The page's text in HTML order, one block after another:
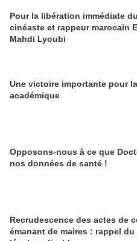
Pour la libération immédiate du
cinéaste et rappeur marocain
Mahdi Lyoubi
Une victoire importante pour
académique
Opposons-nous à ce que Doctolib «
nos données de santé !
Recrudescence des actes de
émanant de maires : rappel du